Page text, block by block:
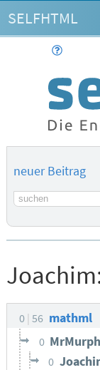
SELFHTML
neuer Beitrag
Suchbegriff
0 56 mathml
0
0